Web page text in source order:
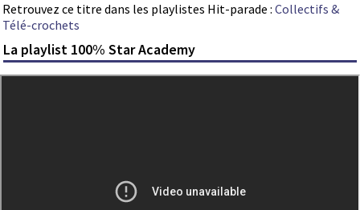
Retrouvez ce titre dans les playlistes Hit-parade : Collectifs &
Télé-crochets
La playlist 100% Star Academy